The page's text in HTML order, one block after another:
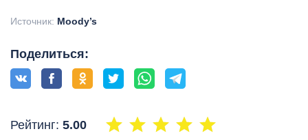
Источник: Moody’s
Поделиться:
Рейтинг: 5.00